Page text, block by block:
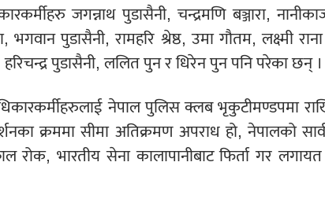
जगन्नाथ पुडासैनी, चन्द्रमणि बञ्जारा,
भगवान पुडासैनी, रामहरि श्रेष्ठ, उमा गौतम, लक्ष्मी राना
पुडासैनी, ललित पुन र धिरेन पुन पनि परेका छन् ।
नेपाल पुलिस क्लब भृकुटीमण्डपमा
क्रममा सीमा अतिक्रमण अपराध हो, नेपालको
रोक, भारतीय सेना कालापानीबाट फिर्ता गर